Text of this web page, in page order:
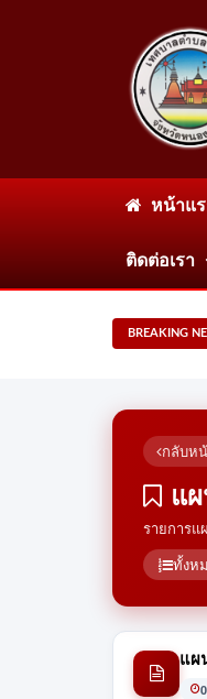
หน้าแ
ติดต่อเรา
BREAKING
กลับห
แ
รายการ
ทั้งห
แผ